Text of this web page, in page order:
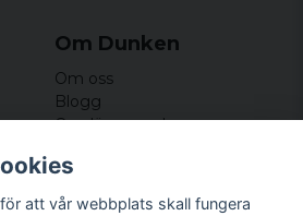
Om Dunken
Om oss
Blogg
Omdömen och
Nyhetsbrev
Kundklubb
att vår webbplats skall fungera